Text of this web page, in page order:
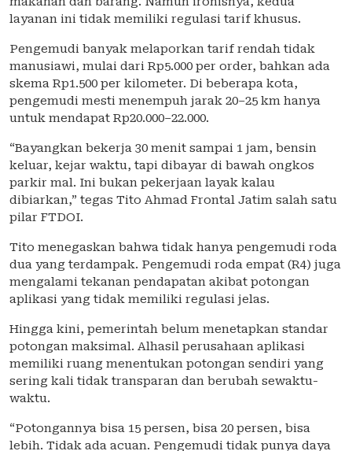
layanan ini tidak memiliki regulasi tarif khusus.
Pengemudi banyak melaporkan tarif rendah tidak
manusiawi, mulai dari Rp5.000 per order, bahkan ada
skema Rp1.500 per kilometer. Di beberapa kota,
pengemudi mesti menempuh jarak 20–25 km hanya
untuk mendapat Rp20.000–22.000.
“Bayangkan bekerja 30 menit sampai 1 jam, bensin
keluar, kejar waktu, tapi dibayar di bawah ongkos
parkir mal. Ini bukan pekerjaan layak kalau
dibiarkan,” tegas Tito Ahmad Frontal Jatim salah satu
pilar FTDOI.
Tito menegaskan bahwa tidak hanya pengemudi roda
dua yang terdampak. Pengemudi roda empat (R4) juga
mengalami tekanan pendapatan akibat potongan
aplikasi yang tidak memiliki regulasi jelas.
Hingga kini, pemerintah belum menetapkan standar
potongan maksimal. Alhasil perusahaan aplikasi
memiliki ruang menentukan potongan sendiri yang
sering kali tidak transparan dan berubah sewaktu-
waktu.
“Potongannya bisa 15 persen, bisa 20 persen, bisa
lebih. Tidak ada acuan. Pengemudi tidak punya daya